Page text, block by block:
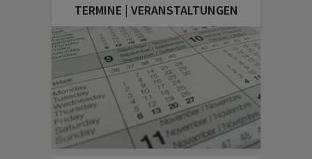
TERMINE | VERANSTALTUNGEN